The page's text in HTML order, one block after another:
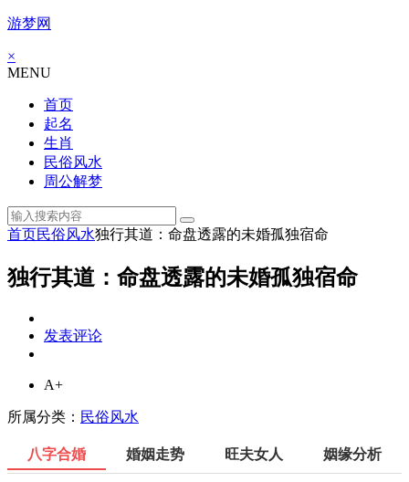
游梦网
×
MENU
首页
起名
生肖
民俗风水
周公解梦
首页民俗风水独行其道：命盘透露的未婚孤独宿命
独行其道：命盘透露的未婚孤独宿命
发表评论
A+
所属分类： 民俗风水
八字合婚 婚姻走势 旺夫女人 姻缘分析